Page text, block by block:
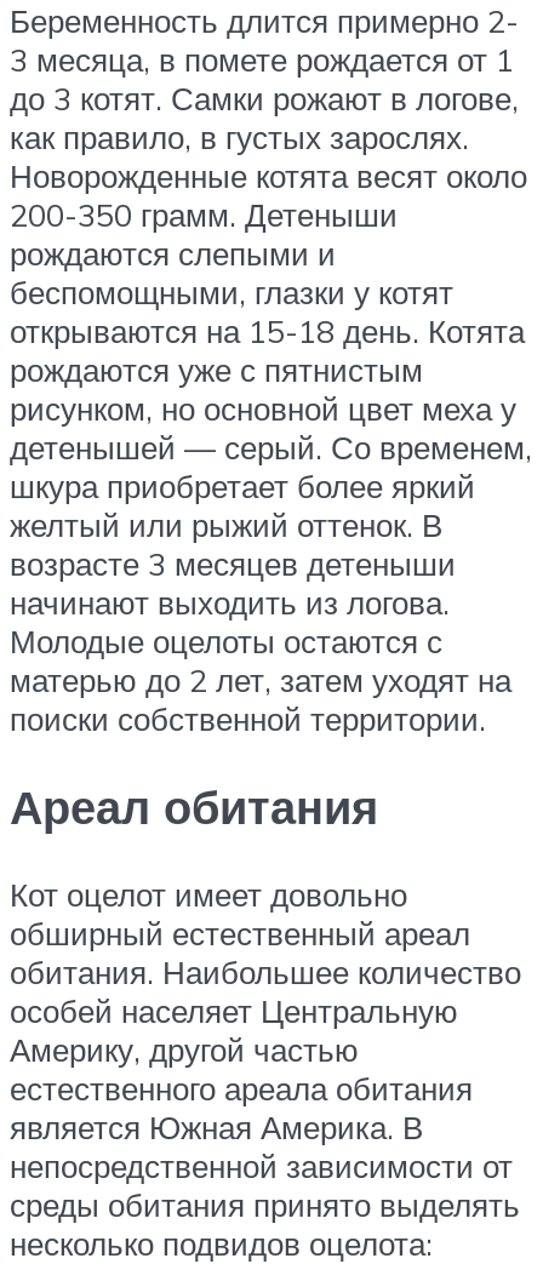
Беременность длится примерно 2-
3 месяца, в помете рождается от 1
до 3 котят. Самки рожают в логове,
как правило, в густых зарослях.
Новорожденные котята весят около
200-350 грамм. Детеныши
рождаются слепыми и
беспомощными, глазки у котят
открываются на 15-18 день. Котята
рождаются уже с пятнистым
рисунком, но основной цвет меха у
детенышей — серый. Со временем,
шкура приобретает более яркий
желтый или рыжий оттенок. В
возрасте 3 месяцев детеныши
начинают выходить из логова.
Молодые оцелоты остаются с
матерью до 2 лет, затем уходят на
поиски собственной территории.
Ареал обитания
Кот оцелот имеет довольно
обширный естественный ареал
обитания. Наибольшее количество
особей населяет Центральную
Америку, другой частью
естественного ареала обитания
является Южная Америка. В
непосредственной зависимости от
среды обитания принято выделять
несколько подвидов оцелота: